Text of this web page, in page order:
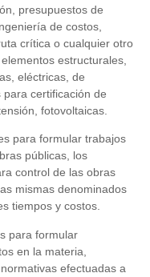
presupuestos de
de costos,
crítica o cualquier otro
estructurales,
eléctricas, de
certificación de
fotovoltaicas.
para formular trabajos
públicas, los
control de las obras
mismas denominados
tiempos y costos.
para formular
en la materia,
efectuadas a